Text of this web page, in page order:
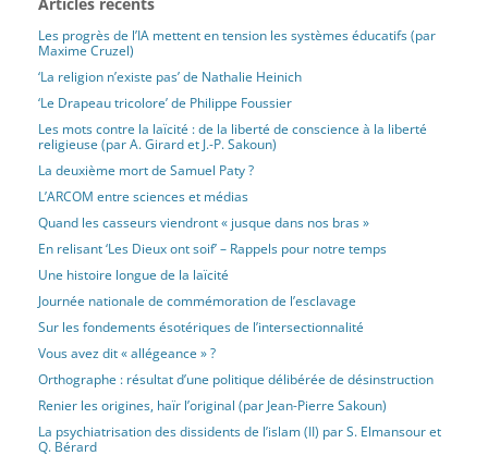
Les progrès de l’IA mettent en tension les systèmes éducatifs (par
Maxime Cruzel)
‘La religion n’existe pas’ de Nathalie Heinich
‘Le Drapeau tricolore’ de Philippe Foussier
Les mots contre la laïcité : de la liberté de conscience à la liberté
religieuse (par A. Girard et J.-P. Sakoun)
La deuxième mort de Samuel Paty ?
L’ARCOM entre sciences et médias
Quand les casseurs viendront « jusque dans nos bras »
En relisant ‘Les Dieux ont soif’ – Rappels pour notre temps
Une histoire longue de la laïcité
Journée nationale de commémoration de l’esclavage
Sur les fondements ésotériques de l’intersectionnalité
Vous avez dit « allégeance » ?
Orthographe : résultat d’une politique délibérée de désinstruction
Renier les origines, haïr l’original (par Jean-Pierre Sakoun)
La psychiatrisation des dissidents de l’islam (II) par S. Elmansour et
Q. Bérard